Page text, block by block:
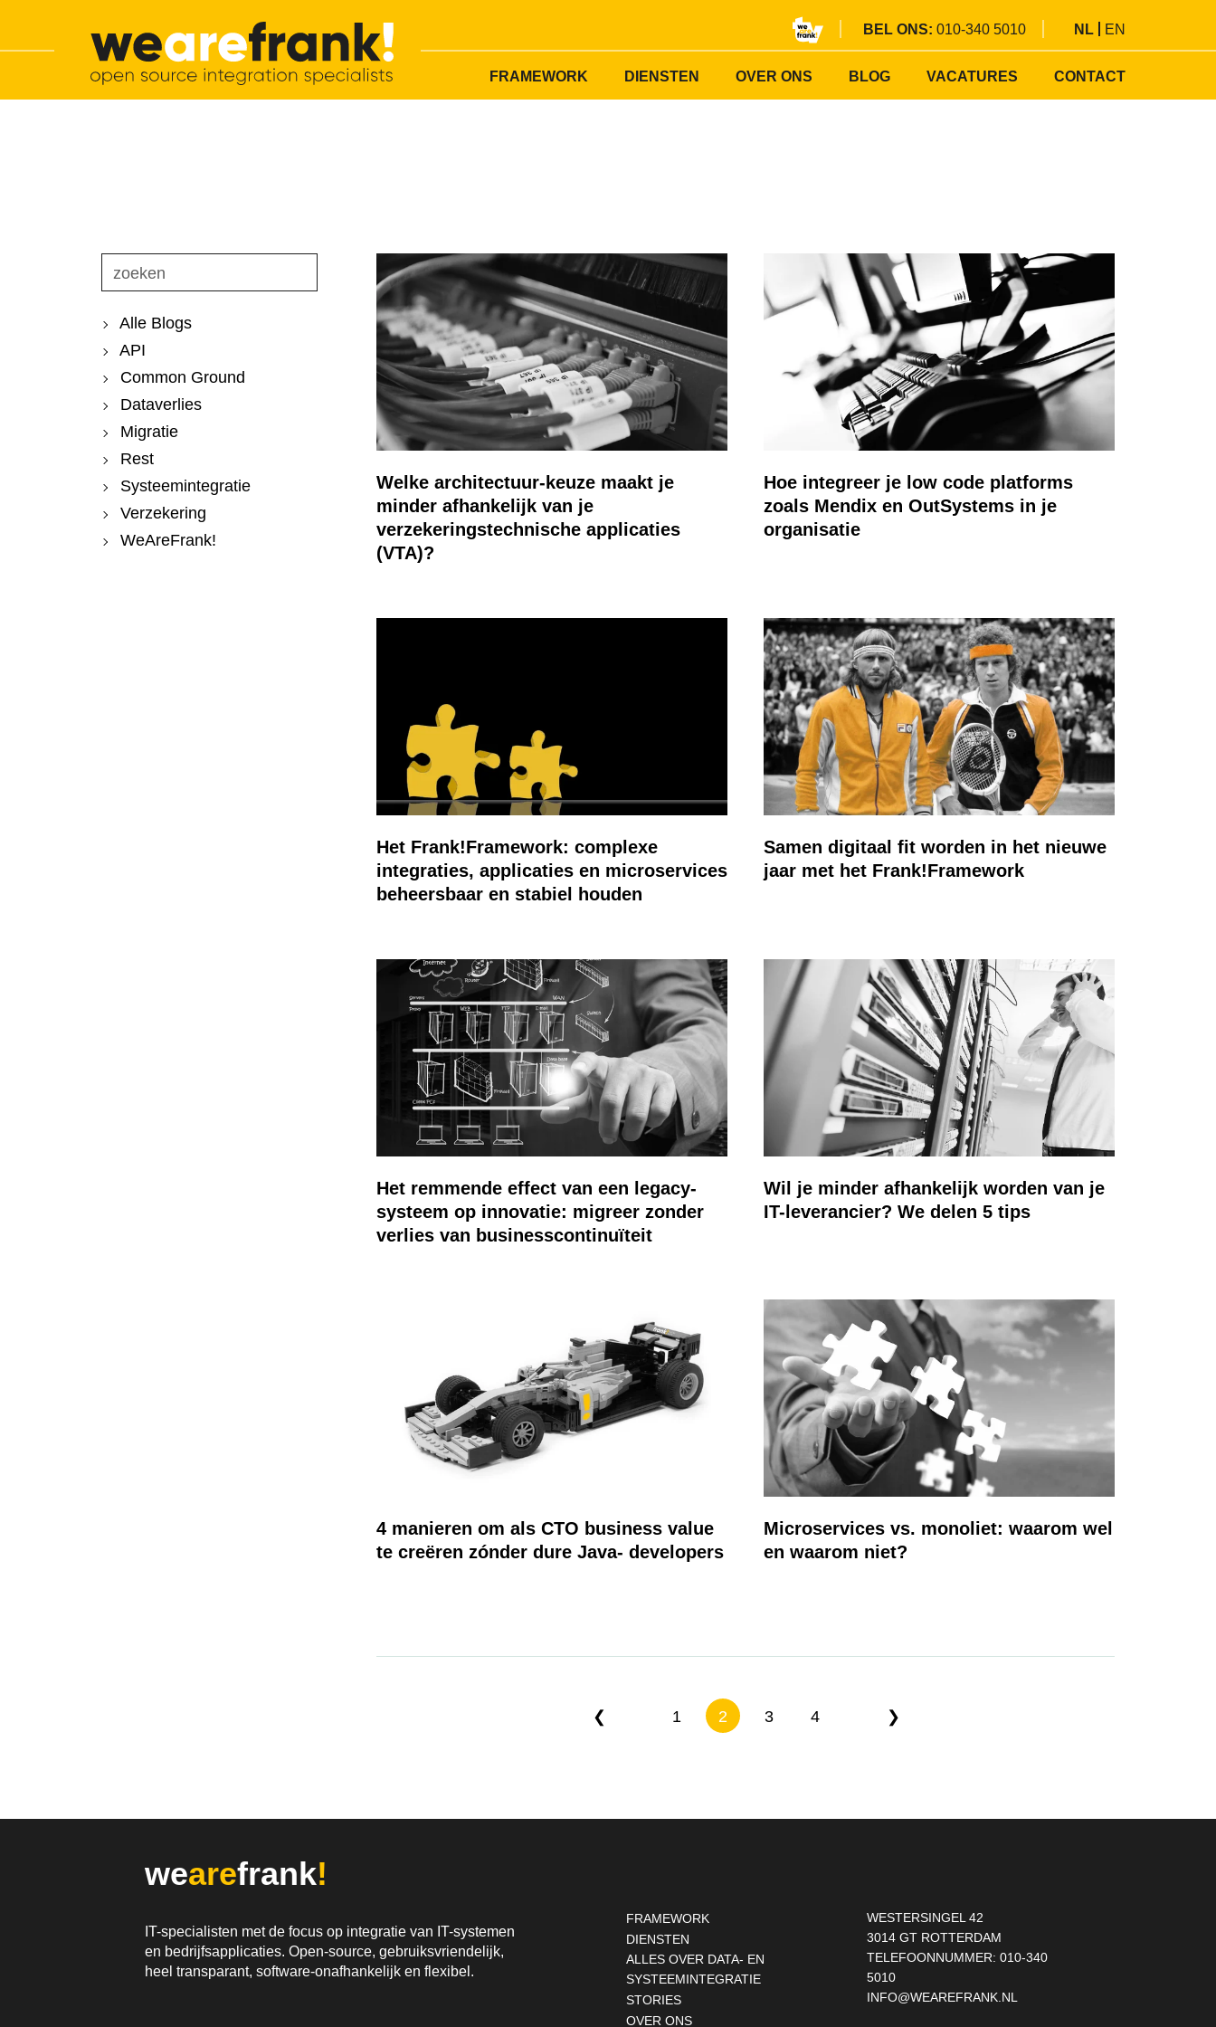
WeAreFrank! BEL ONS: 010-340 5010 NL EN
FRAMEWORK DIENSTEN OVER ONS BLOG VACATURES CONTACT
Alle Blogs
API
Common Ground
Dataverlies
Migratie
Rest
Systeemintegratie
Verzekering
WeAreFrank!
Welke architectuur-keuze maakt je
minder afhankelijk van je
verzekeringstechnische applicaties
(VTA)?
Hoe integreer je low code platforms
zoals Mendix en OutSystems in je
organisatie
Het Frank!Framework: complexe
integraties, applicaties en microservices
beheersbaar en stabiel houden
Samen digitaal fit worden in het nieuwe
jaar met het Frank!Framework
Het remmende effect van een legacy-
systeem op innovatie: migreer zonder
verlies van businesscontinuïteit
Wil je minder afhankelijk worden van je
IT-leverancier? We delen 5 tips
4 manieren om als CTO business value
te creëren zónder dure Java- developers
Microservices vs. monoliet: waarom wel
en waarom niet?
❮ 1 2 3 4 ❯
wearefrank!
IT-specialisten met de focus op integratie van IT-systemen
en bedrijfsapplicaties. Open-source, gebruiksvriendelijk,
heel transparant, software-onafhankelijk en flexibel.
Footernavigatie
FRAMEWORK
DIENSTEN
ALLES OVER DATA- EN
SYSTEEMINTEGRATIE
STORIES
OVER ONS
WESTERSINGEL 42
3014 GT ROTTERDAM
TELEFOONNUMMER: 010-340
5010
INFO@WEAREFRANK.NL